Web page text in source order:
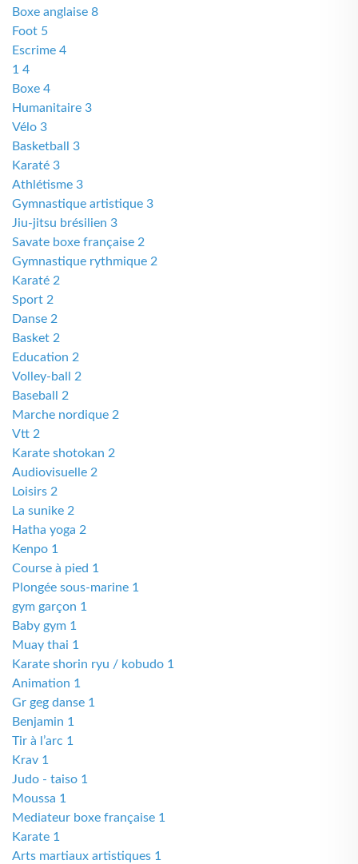
Boxe anglaise 8
Foot 5
Escrime 4
1 4
Boxe 4
Humanitaire 3
Vélo 3
Basketball 3
Karaté 3
Athlétisme 3
Gymnastique artistique 3
Jiu-jitsu brésilien 3
Savate boxe française 2
Gymnastique rythmique 2
Karaté 2
Sport 2
Danse 2
Basket 2
Education 2
Volley-ball 2
Baseball 2
Marche nordique 2
Vtt 2
Karate shotokan 2
Audiovisuelle 2
Loisirs 2
La sunike 2
Hatha yoga 2
Kenpo 1
Course à pied 1
Plongée sous-marine 1
gym garçon 1
Baby gym 1
Muay thai 1
Karate shorin ryu / kobudo 1
Animation 1
Gr geg danse 1
Benjamin 1
Tir à l’arc 1
Krav 1
Judo - taiso 1
Moussa 1
Mediateur boxe française 1
Karate 1
Arts martiaux artistiques 1